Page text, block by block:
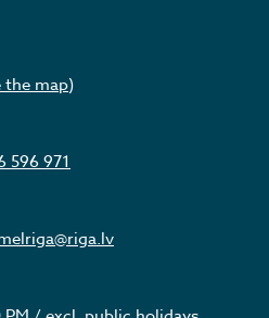
the map)
596 971